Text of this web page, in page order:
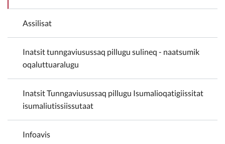
Assilisat
Inatsit tunngaviusussaq pillugu sulineq - naatsumik
oqaluttuaralugu
Inatsit Tunngaviusussaq pillugu Isumalioqatigiissitat
isumaliutissiissutaat
Infoavis